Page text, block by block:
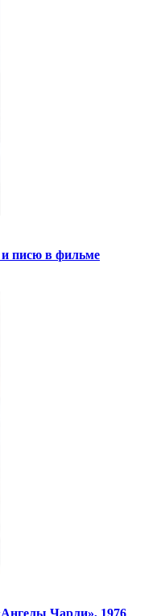
и писю в фильме
Чарли», 1976